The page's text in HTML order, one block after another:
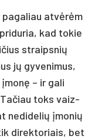
pa­ga­liau at­vėrėm
kad to­kie
straips­nių
jų gy­ve­ni­mus,
– ir ga­li
Ta­čiau toks vaiz­
ne­di­de­lių įmo­nių
di­rek­to­riais, bet